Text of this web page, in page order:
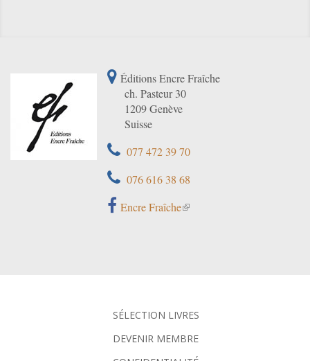
Éditions Encre Fraîche
ch. Pasteur 30
1209 Genève
Suisse
077 472 39 70
076 616 38 68
Encre Fraîche
SÉLECTION LIVRES
DEVENIR MEMBRE